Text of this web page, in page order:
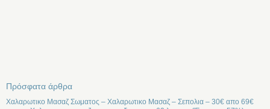
Πρόσφατα άρθρα
Χαλαρωτικο Μασαζ Σωματος – Χαλαρωτικο Μασαζ – Σεπολια – 30€ απο 69€